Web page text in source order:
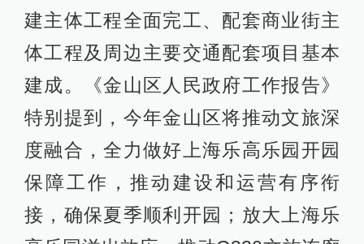
建主体工程全面完工、配套商业街主
体工程及周边主要交通配套项目基本
建成。《金山区人民政府工作报告》
特别提到，今年金山区将推动文旅深
度融合，全力做好上海乐高乐园开园
保障工作，推动建设和运营有序衔
接，确保夏季顺利开园；放大上海乐